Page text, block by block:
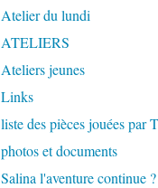
Atelier du lundi
ATELIERS
Ateliers jeunes
Links
liste des pièces jouées par
photos et documents
Salina l'aventure continue ?